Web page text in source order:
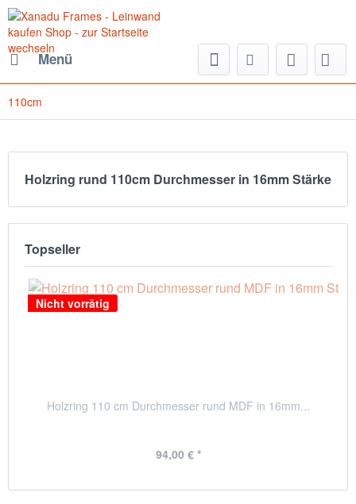
Menü
110cm
Holzring rund 110cm Durchmesser in 16mm Stärke
Topseller
Nicht vorrätig
Holzring 110 cm Durchmesser rund MDF in 16mm...
94,00 € *